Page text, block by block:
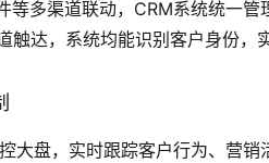
等多渠道联动，CRM系统统一
达，系统均能识别客户身份，
大盘，实时跟踪客户行为、营